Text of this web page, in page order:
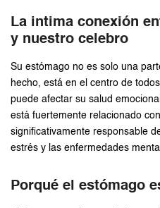
La intima conexión
y nuestro celebro
Su estómago no es solo una
hecho, está en el centro de
puede afectar su salud
está fuertemente relacionado
significativamente responsable
estrés y las enfermedades
Porqué el estómago